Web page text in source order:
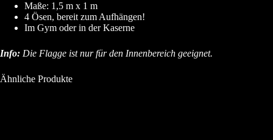
Maße: 1,5 m x 1 m
4 Ösen, bereit zum Aufhängen!
Im Gym oder in der Kaserne
Info: Die Flagge ist nur für den Innenbereich geeignet.
Ähnliche Produkte